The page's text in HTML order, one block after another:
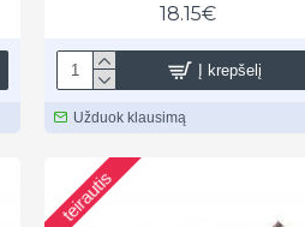
18.15€
Į krepšelį
Užduok klausimą
teirautis